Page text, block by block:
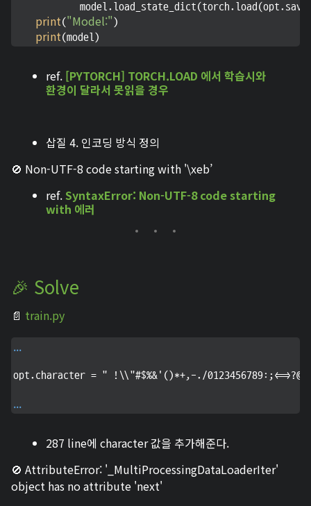
print("Model:" )
print(model)
ref. [PYTORCH] TORCH.LOAD 에서 학습시와
환경이 달라서 못읽을 경우
삽질 4. 인코딩 방식 정의
🚫 Non-UTF-8 code starting with '\xeb’
ref.SyntaxError: Non-UTF-8 code starting
with 에러
🎉 Solve
📄 train.py
...
opt.character = " !\\"#$%&'()*+,-./
...
287 line에 character 값을 추가해준다.
🚫 AttributeError: '_MultiProcessingDataLoaderIter'
object has no attribute 'next'